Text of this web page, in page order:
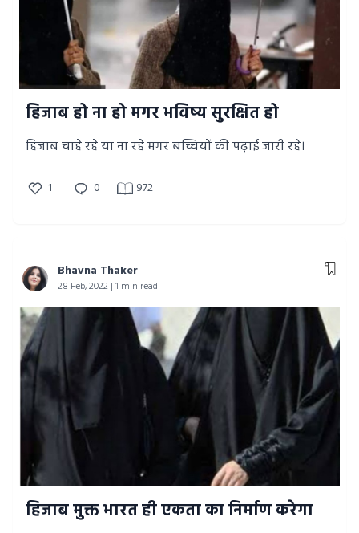
हिजाब हो ना हो मगर भविष्य सुरक्षित हो
हिजाब चाहे रहे या ना रहे मगर बच्चियों की पढ़ाई जारी रहे।
1 0 972
Bhavna Thaker
28 Feb, 2022 | 1 min read
हिजाब मुक्त भारत ही एकता का निर्माण करेगा